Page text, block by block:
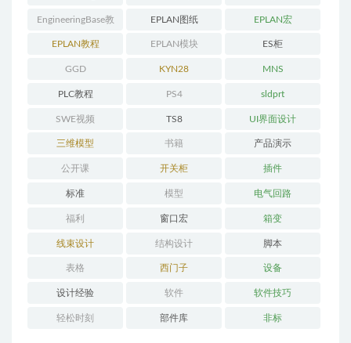
EngineeringBase教
程
EPLAN图纸 EPLAN宏
EPLAN教程 EPLAN模块 ES柜
GGD KYN28 MNS
PLC教程 PS4 sldprt
SWE视频 TS8 UI界面设计
三维模型 书籍 产品演示
公开课 开关柜 插件
标准 模型 电气回路
福利 窗口宏 箱变
线束设计 结构设计 脚本
表格 西门子 设备
设计经验 软件 软件技巧
轻松时刻 部件库 非标